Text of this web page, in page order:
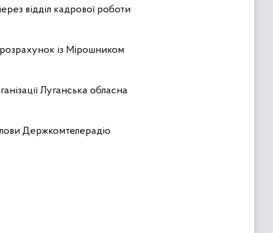
відділ кадрової роботи
із Мірошником
Луганська обласна
Держкомтелерадіо